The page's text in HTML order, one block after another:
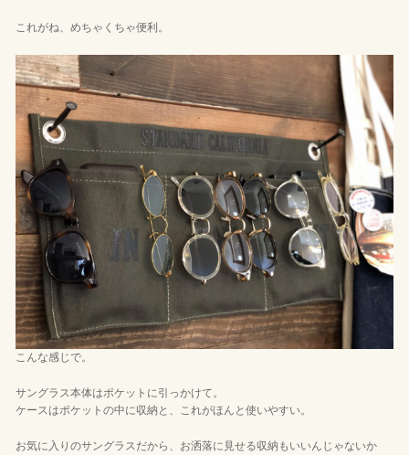
これがね、めちゃくちゃ便利。
こんな感じで。
サングラス本体はポケットに引っかけて。
ケースはポケットの中に収納と、これがほんと使いやすい。
お気に入りのサングラスだから、お洒落に見せる収納もいいんじゃないか